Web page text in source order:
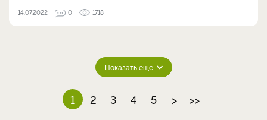
14.07.2022 0 1718
Показать ещё
1 2 3 4 5 > >>